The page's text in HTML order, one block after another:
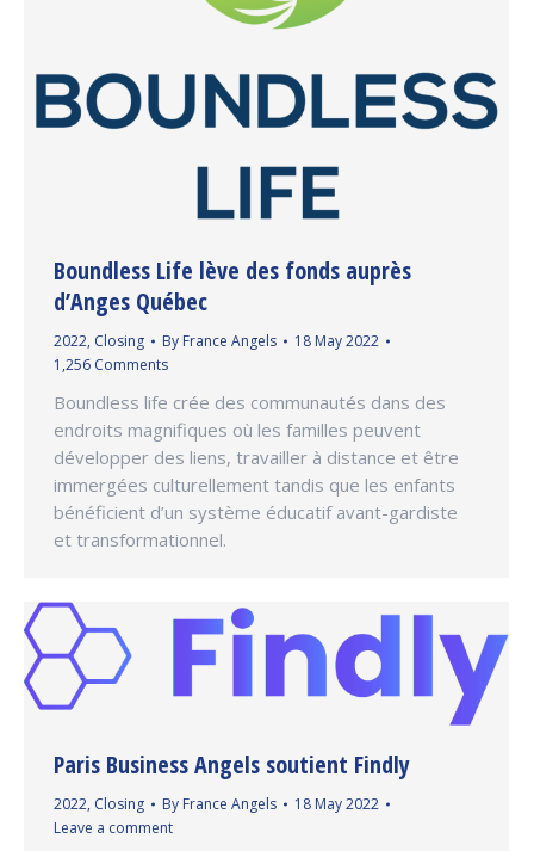
Boundless Life lève des fonds auprès
d’Anges Québec
2022, Closing By France Angels
18 May 2022
1,256 Comments
Boundless life crée des communautés dans des
endroits magnifiques où les familles peuvent
développer des liens, travailler à distance et être
immergées culturellement tandis que les enfants
bénéficient d’un système éducatif avant-gardiste
et transformationnel.
Paris Business Angels soutient Findly
2022, Closing By France Angels
18 May 2022
Leave a comment